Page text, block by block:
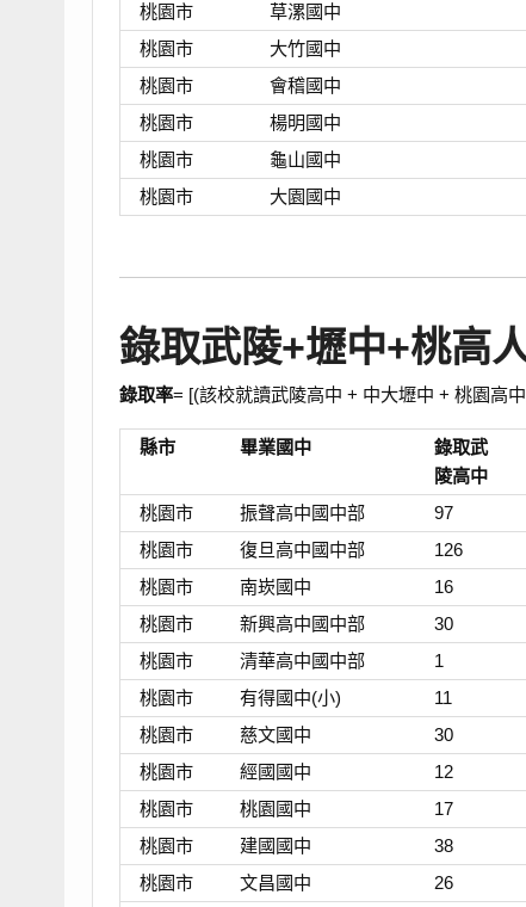
桃園市
草漯國中
桃園市
大竹國中
桃園市
會稽國中
桃園市
楊明國中
桃園市
龜山國中
桃園市
大園國中
錄取武陵+壢中+桃高
錄取率= [(該校就讀武陵高中 + 中大壢中 + 桃園高
縣市 畢業國中
錄取武
陵高中
桃園市 振聲高中國中部 97
桃園市
復旦高中國中部 126
桃園市
南崁國中 16
桃園市
新興高中國中部 30
桃園市
清華高中國中部 1
桃園市
有得國中(小) 11
桃園市
慈文國中 30
桃園市
經國國中 12
桃園市
桃園國中 17
桃園市
建國國中 38
桃園市
文昌國中 26